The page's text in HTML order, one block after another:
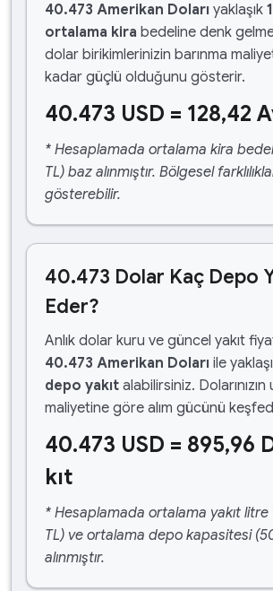
40.473 Amerikan Doları yaklaşık
ortalama kira bedeline denk
dolar birikimlerinizin barınma
kadar güçlü olduğunu gösterir.
40.473 USD = 128,42
* Hesaplamada ortalama kira
TL) baz alınmıştır. Bölgesel
gösterebilir.
40.473 Dolar Kaç Depo
Eder?
Anlık dolar kuru ve güncel yakıt
40.473 Amerikan Doları ile
depo yakıt alabilirsiniz. Dolarınızın
maliyetine göre alım gücünü
40.473 USD = 895,96
kıt
* Hesaplamada ortalama yakıt litre
TL) ve ortalama depo kapasitesi
alınmıştır.